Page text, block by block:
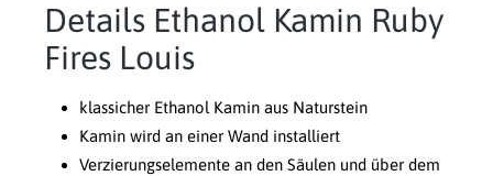
Details Ethanol Kamin Ruby
Fires Louis
klassicher Ethanol Kamin aus Naturstein
Kamin wird an einer Wand installiert
Verzierungselemente an den Säulen und über dem